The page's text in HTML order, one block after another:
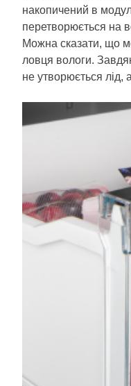
накопичений в
перетворюється на
Можна сказати, що
ловця вологи.
не утворюється лід,